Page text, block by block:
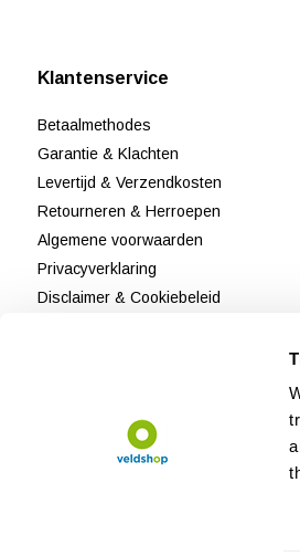
Klantenservice
Betaalmethodes
Garantie & Klachten
Levertijd & Verzendkosten
Retourneren & Herroepen
Algemene voorwaarden
Privacyverklaring
Disclaimer & Cookiebeleid